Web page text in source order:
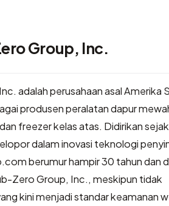
Group, Inc.
adalah perusahaan asal Amerika
produsen peralatan dapur
freezer kelas atas. Didirikan
dalam inovasi teknologi
berumur hampir 30 tahun dan
Zero Group, Inc., meskipun tidak
kini menjadi standar keamanan